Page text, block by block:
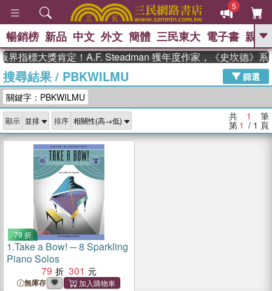
5
GO
熱搜： 高希均教授回憶錄
、 The Odyssey 、 父親節 、 如果歷
獎 臺灣漫遊錄 、 方念華 、 台灣的李
登輝時代
數學女孩：黎曼猜想 、
偉大的迷走神經
暢銷榜 新品 中文 外文 簡體 三民東大 電子書 親子
界指標大獎肯定！A.F. Steadman 獲年度作家，《史坎德》系
搜尋結果/ PBKWILMU
篩選
關鍵字：PBKWILMU
顯示 排序 共 1 筆
第 1 / 1 頁
79 折
1.Take a Bow! ─ 8 Sparkling
Piano Solos
79
301
無庫存